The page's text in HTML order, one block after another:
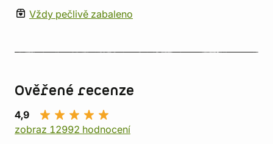
Vždy pečlivě zabaleno
Ověřené recenze
4,9
zobraz 12992 hodnocení